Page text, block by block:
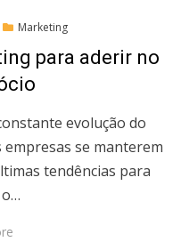
Marketing
para aderir no
evolução do
se manterem
tendências para